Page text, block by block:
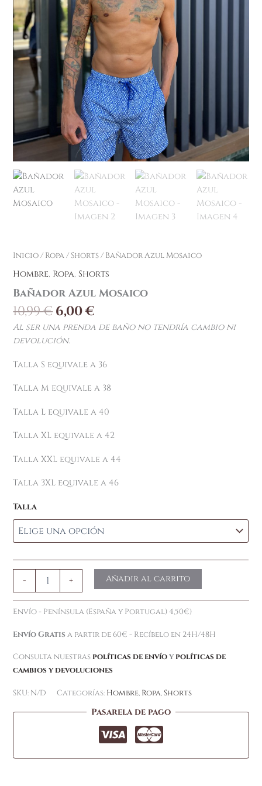
Inicio/ Ropa/Shorts/ Bañador Azul Mosaico
Hombre, Ropa,Shorts
Bañador Azul Mosaico
10,99€6,00€
Al ser una prenda de baño no tendría cambio ni
devolución.
Talla S equivale a 36
Talla M equivale a 38
Talla L equivale a 40
Talla XL equivale a 42
Talla XXL equivale a 44
Talla 3XL equivale a 46
Talla
- + Añadir al carrito
Envío - Península (España y Portugal) 4,50€)
Envío Gratis a partir de 60€ - Recíbelo en 24H/48H
Consulta nuestras políticas de envíoy políticas de
cambios y devoluciones
SKU: N/D Categorías: Hombre, Ropa,Shorts
Pasarela de pago